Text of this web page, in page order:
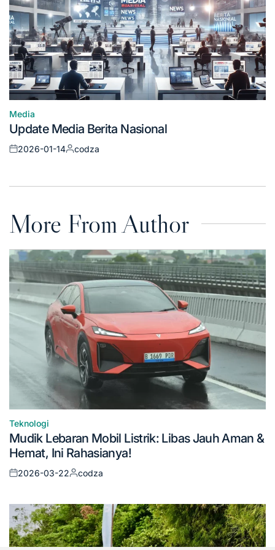
Posted
in
Media
Update Media Berita Nasional
Posted
2026-01-14
Posted
codza
More From Author
Posted
in
Teknologi
Mudik Lebaran Mobil Listrik: Libas Jauh Aman &
Hemat, Ini Rahasianya!
Posted
2026-03-22
Posted
codza